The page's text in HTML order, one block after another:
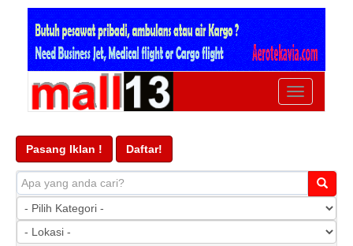
Ubah
navigasi
Pasang Iklan ! Daftar!